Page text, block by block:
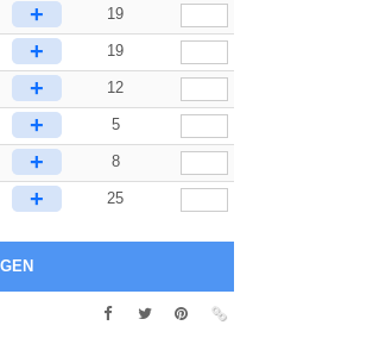
+ 19
+ 19
+ 12
+ 5
+ 8
+ 25